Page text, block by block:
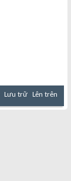
Lưu trữ Lên trên